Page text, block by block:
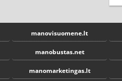
manovisuomene.lt
manobustas.net
manomarketingas.lt